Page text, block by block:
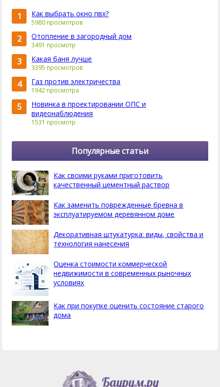
1 Как выбрать окно пвх?
5980 просмотров
2 Отопление в загородный дом
3491 просмотр
3 Какая баня лучше
3395 просмотров
4 Газ против электричества
1942 просмотра
5
Новинка в проектировании ОПС и
видеонаблюдения
1531 просмотр
Популярные статьи
Как своими руками приготовить
качественный цементный раствор
Как заменить поврежденные бревна в
эксплуатируемом деревянном доме
Декоративная штукатурка: виды, свойства и
технология нанесения
Оценка стоимости коммерческой
недвижимости в современных рыночных
условиях
Как при покупке оценить состояние старого
дома